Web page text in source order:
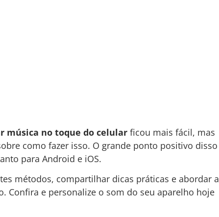
música no toque do celular ficou mais fácil, mas
como fazer isso. O grande ponto positivo disso
para Android e iOS.
métodos, compartilhar dicas práticas e abordar a
Confira e personalize o som do seu aparelho hoje